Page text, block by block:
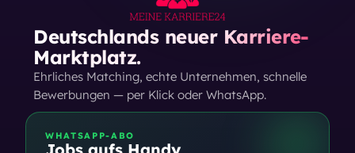
Deutschlands neuer Karriere-
Marktplatz.
Ehrliches Matching, echte Unternehmen, schnelle
Bewerbungen — per Klick oder WhatsApp.
WHATSAPP-ABO